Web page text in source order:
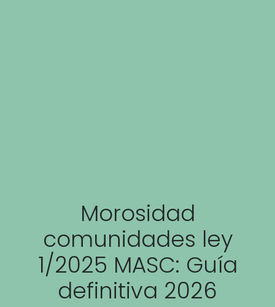
Morosidad
comunidades ley
1/2025 MASC: Guía
definitiva 2026